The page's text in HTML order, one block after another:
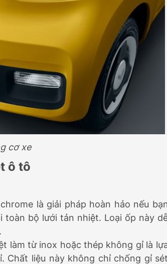
cơ xe
ô tô
là giải pháp hoàn hảo nếu
toàn bộ lưới tản nhiệt. Loại ốp này
làm từ inox hoặc thép không gỉ là
Chất liệu này không chỉ chống gỉ sét